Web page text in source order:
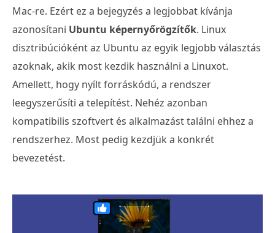
Mac-re. Ezért ez a bejegyzés a legjobbat kívánja
azonosítani Ubuntu képernyőrögzítők. Linux
disztribúcióként az Ubuntu az egyik legjobb választás
azoknak, akik most kezdik használni a Linuxot.
Amellett, hogy nyílt forráskódú, a rendszer
leegyszerűsíti a telepítést. Nehéz azonban
kompatibilis szoftvert és alkalmazást találni ehhez a
rendszerhez. Most pedig kezdjük a konkrét
bevezetést.